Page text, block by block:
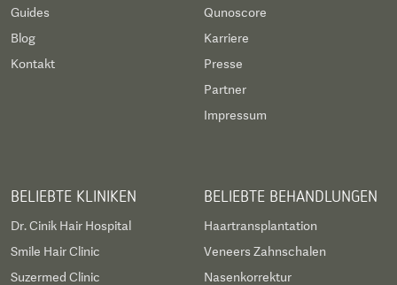
Guides
Blog
Kontakt
Qunoscore
Karriere
Presse
Partner
Impressum
BELIEBTE KLINIKEN
Dr. Cinik Hair Hospital
Smile Hair Clinic
Suzermed Clinic
BELIEBTE BEHANDLUNGEN
Haartransplantation
Veneers Zahnschalen
Nasenkorrektur